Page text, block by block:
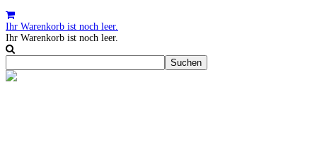
Ihr Warenkorb ist noch leer.
Ihr Warenkorb ist noch leer.